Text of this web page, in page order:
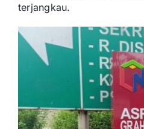
terjangkau.